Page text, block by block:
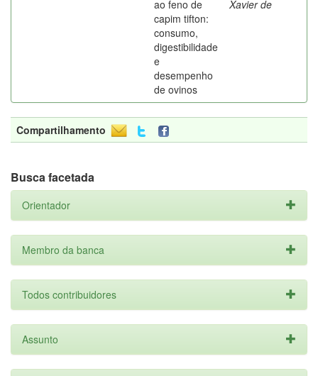
ao feno de
capim tifton:
consumo,
digestibilidade
e
desempenho
de ovinos
Xavier de
Compartilhamento
Busca facetada
Orientador
Membro da banca
Todos contribuidores
Assunto